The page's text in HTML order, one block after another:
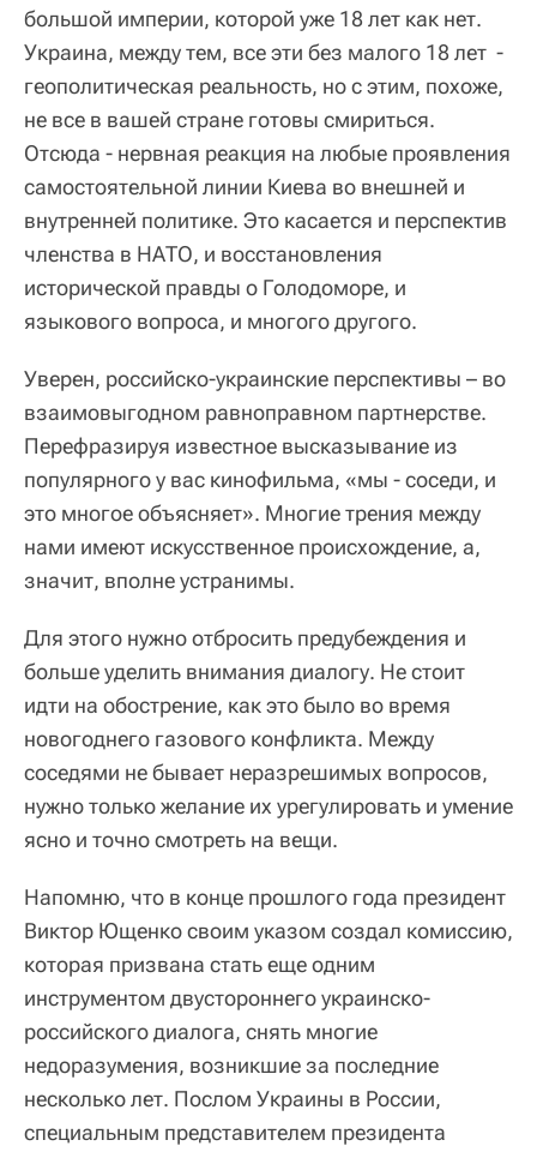
большой империи, которой уже 18 лет как нет.
Украина, между тем, все эти без малого 18 лет -
геополитическая реальность, но с этим, похоже,
не все в вашей стране готовы смириться.
Отсюда - нервная реакция на любые проявления
самостоятельной линии Киева во внешней и
внутренней политике. Это касается и перспектив
членства в НАТО, и восстановления
исторической правды о Голодоморе, и
языкового вопроса, и многого другого.
Уверен, российско-украинские перспективы – во
взаимовыгодном равноправном партнерстве.
Перефразируя известное высказывание из
популярного у вас кинофильма, «мы - соседи, и
это многое объясняет». Многие трения между
нами имеют искусственное происхождение, а,
значит, вполне устранимы.
Для этого нужно отбросить предубеждения и
больше уделить внимания диалогу. Не стоит
идти на обострение, как это было во время
новогоднего газового конфликта. Между
соседями не бывает неразрешимых вопросов,
нужно только желание их урегулировать и умение
ясно и точно смотреть на вещи.
Напомню, что в конце прошлого года президент
Виктор Ющенко своим указом создал комиссию,
которая призвана стать еще одним
инструментом двустороннего украинско-
российского диалога, снять многие
недоразумения, возникшие за последние
несколько лет. Послом Украины в России,
специальным представителем президента